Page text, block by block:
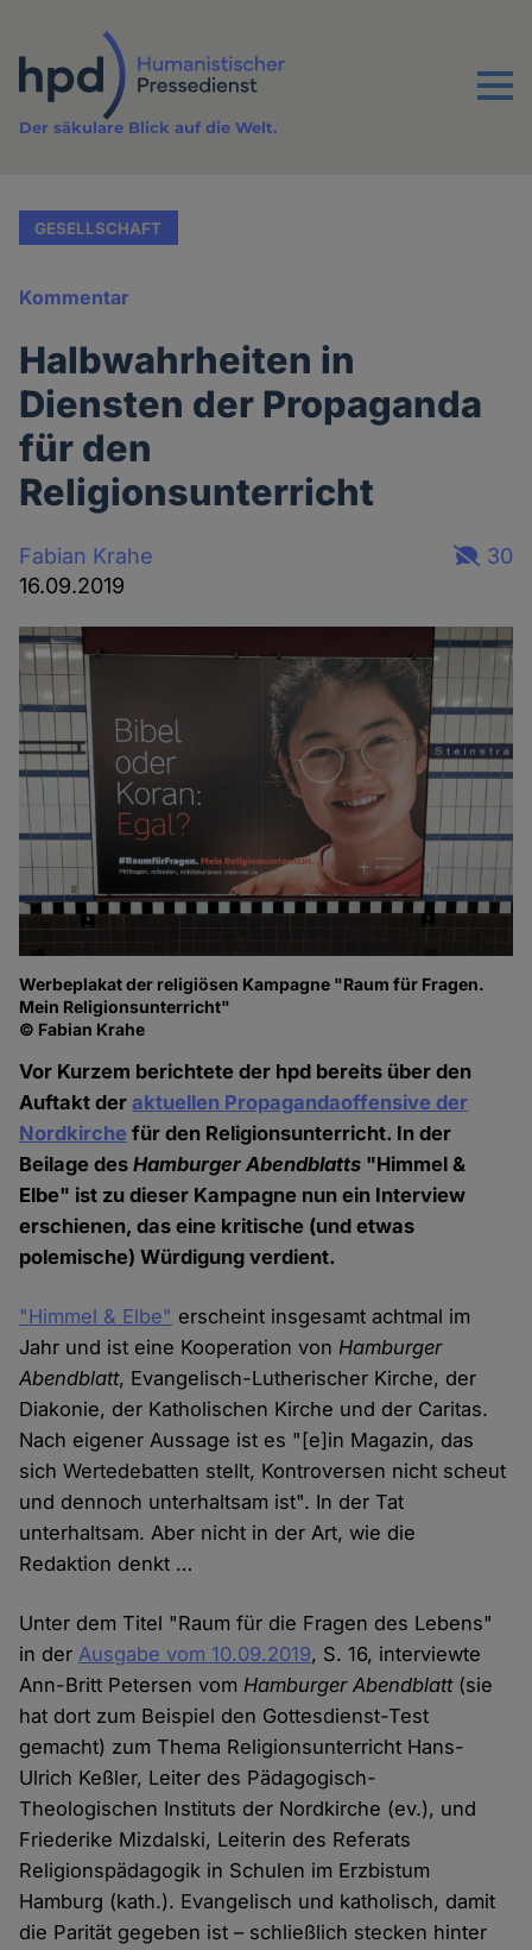
Inhalt
Menu
Der säkulare Blick auf die Welt.
GESELLSCHAFT
Kommentar
Halbwahrheiten in
Diensten der Propaganda
für den
Religionsunterricht
Fabian Krahe
16.09.2019
30
Werbeplakat der religiösen Kampagne "Raum für Fragen.
Mein Religionsunterricht"
© Fabian Krahe
Vor Kurzem berichtete der hpd bereits über den
Auftakt deraktuellen Propagandaoffensive der
Nordkirche für den Religionsunterricht. In der
Beilage desHamburger Abendblatts "Himmel &
Elbe" ist zu dieser Kampagne nun ein Interview
erschienen, das eine kritische (und etwas
polemische) Würdigung verdient.
"Himmel & Elbe" erscheint insgesamt achtmal im
Jahr und ist eine Kooperation vonHamburger
Abendblatt, Evangelisch-Lutherischer Kirche, der
Diakonie, der Katholischen Kirche und der Caritas.
Nach eigener Aussage ist es "[e]in Magazin, das
sich Wertedebatten stellt, Kontroversen nicht scheut
und dennoch unterhaltsam ist". In der Tat
unterhaltsam. Aber nicht in der Art, wie die
Redaktion denkt …
Unter dem Titel "Raum für die Fragen des Lebens"
in derAusgabe vom 10.09.2019, S. 16, interviewte
Ann-Britt Petersen vomHamburger Abendblatt (sie
hat dort zum Beispiel den Gottesdienst-Test
gemacht) zum Thema Religionsunterricht Hans-
Ulrich Keßler, Leiter des Pädagogisch-
Theologischen Instituts der Nordkirche (ev.), und
Friederike Mizdalski, Leiterin des Referats
Religionspädagogik in Schulen im Erzbistum
Hamburg (kath.). Evangelisch und katholisch, damit
die Parität gegeben ist – schließlich stecken hinter